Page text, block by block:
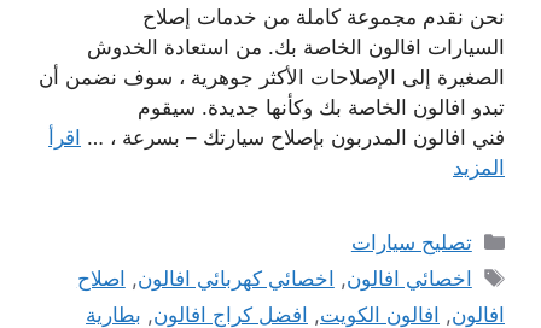
نحن نقدم مجموعة كاملة من خدمات إصلاح
السيارات افالون الخاصة بك. من استعادة الخدوش
الصغيرة إلى الإصلاحات الأكثر جوهرية ، سوف نضمن أن
تبدو افالون الخاصة بك وكأنها جديدة. سيقوم
فني افالون المدربون بإصلاح سيارتك – بسرعة ، … اقرأ
المزيد
التصنيفات
تصليح سيارات
الوسوم
اخصائي افالون, اخصائي كهربائي افالون, اصلاح
افالون, افالون الكويت, افضل كراج افالون, بطارية